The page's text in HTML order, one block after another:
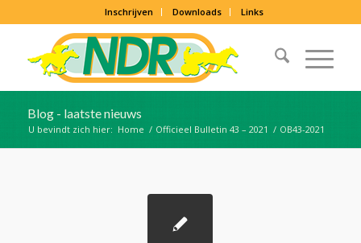
Inschrijven Downloads Links
Blog - laatste nieuws
U bevindt zich hier: Home / Officieel Bulletin 43 – 2021 / OB43-2021